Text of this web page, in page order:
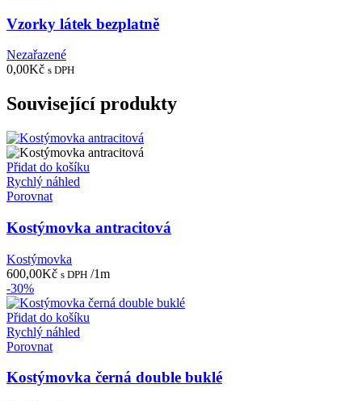
Vzorky látek bezplatně
Nezařazené
0,00Kč s DPH
Související produkty
Přidat do košíku
Rychlý náhled
Porovnat
Kostýmovka antracitová
Kostýmovka
600,00Kč s DPH /1m
-30%
Přidat do košíku
Rychlý náhled
Porovnat
Kostýmovka černá double buklé